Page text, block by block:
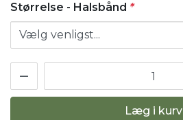
Størrelse - Halsbånd *
Læg i kurv